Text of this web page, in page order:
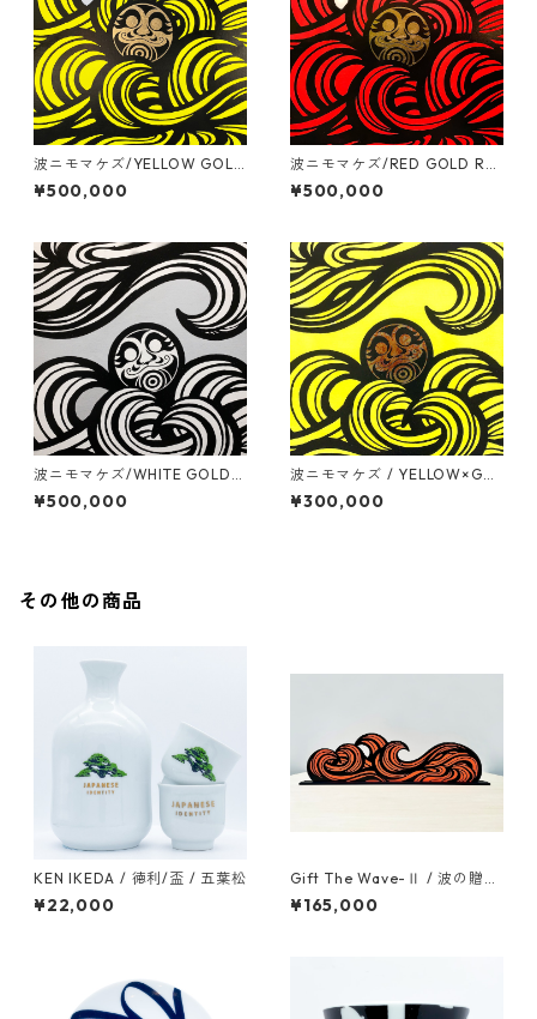
波ニモマケズ/YELLOW GOLD
REAF / S30号(910mm x 910
mm)
¥500,000
波ニモマケズ/RED GOLD RE
AF / S30号(910mm x 910m
m)
¥500,000
波ニモマケズ/WHITE GOLD R
EAF / S30号(910mm x 910m
m)
¥500,000
波ニモマケズ / YELLOW×GO
LD LEAF / 530mm x 530mm
¥300,000
その他の商品
KEN IKEDA / 徳利/盃 / 五葉松
¥22,000
Gift The Wave-Ⅱ / 波の贈り
物-Ⅱ
¥165,000